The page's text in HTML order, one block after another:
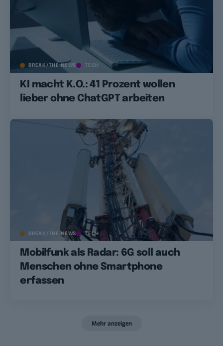
BREAK/THE NEWS TECH
KI macht K.O.: 41 Prozent wollen
lieber ohne ChatGPT arbeiten
BREAK/THE NEWS TECH
Mobilfunk als Radar: 6G soll auch
Menschen ohne Smartphone
erfassen
Mehr anzeigen